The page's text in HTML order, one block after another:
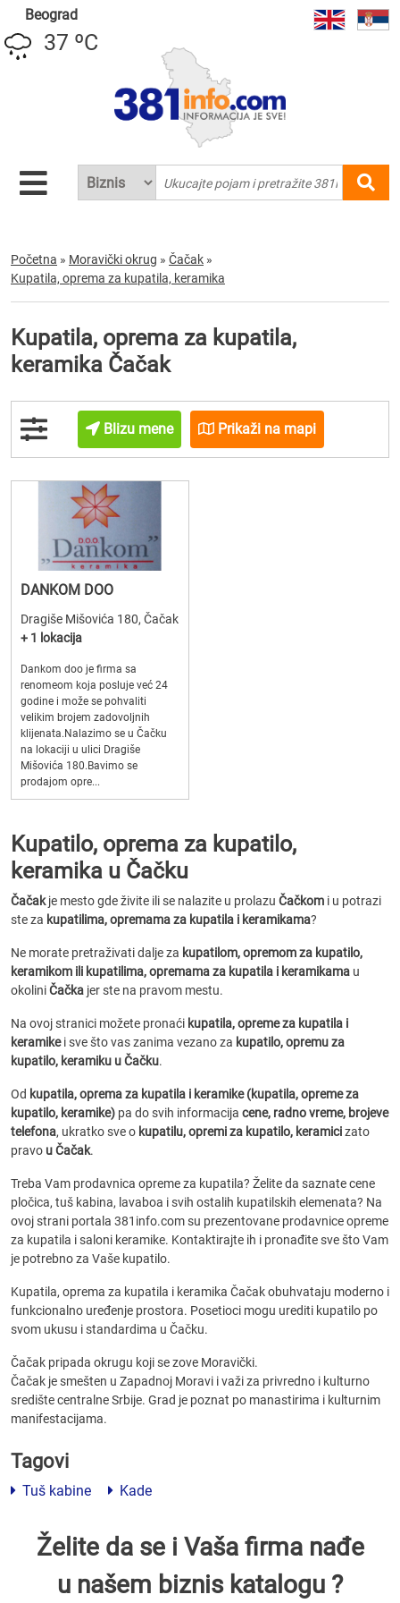
Beograd
37 ºC
Početna » Moravički okrug » Čačak »
Kupatila, oprema za kupatila, keramika
Kupatila, oprema za kupatila,
keramika Čačak
Blizu mene Prikaži na mapi
DANKOM DOO
Dragiše Mišovića 180, Čačak
+ 1 lokacija
Dankom doo je firma sa
renomeom koja posluje već 24
godine i može se pohvaliti
velikim brojem zadovoljnih
klijenata.Nalazimo se u Čačku
na lokaciji u ulici Dragiše
Mišovića 180.Bavimo se
prodajom opre...
Kupatilo, oprema za kupatilo,
keramika u Čačku
Čačakje mesto gde živite ili se nalazite u prolazu Čačkom i u potrazi
ste za kupatilima, opremama za kupatila i keramikama?
Ne morate pretraživati dalje za kupatilom, opremom za kupatilo,
keramikom ili kupatilima, opremama za kupatila i keramikama u
okoliniČačka jer ste na pravom mestu.
Na ovoj stranici možete pronaći kupatila, opreme za kupatila i
keramikei sve što vas zanima vezano za kupatilo, opremu za
kupatilo, keramiku u Čačku.
Od kupatila, oprema za kupatila i keramike (kupatila, opreme za
kupatilo, keramike) pa do svih informacija cene, radno vreme, brojeve
telefona, ukratko sve o kupatilu, opremi za kupatilo, keramicizato
pravo u Čačak.
Treba Vam prodavnica opreme za kupatila? Želite da saznate cene
pločica, tuš kabina, lavaboa i svih ostalih kupatilskih elemenata? Na
ovoj strani portala 381info.com su prezentovane prodavnice opreme
za kupatila i saloni keramike. Kontaktirajte ih i pronađite sve što Vam
je potrebno za Vaše kupatilo.
Kupatila, oprema za kupatila i keramika Čačak obuhvataju moderno i
funkcionalno uređenje prostora. Posetioci mogu urediti kupatilo po
svom ukusu i standardima u Čačku.
Čačak pripada okrugu koji se zove Moravički.
Čačak je smešten u Zapadnoj Moravi i važi za privredno i kulturno
središte centralne Srbije. Grad je poznat po manastirima i kulturnim
manifestacijama.
Tagovi
Tuš kabine Kade
Želite da se i Vaša firma nađe
u našem biznis katalogu ?